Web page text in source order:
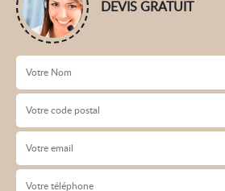
DEVIS GRATUIT